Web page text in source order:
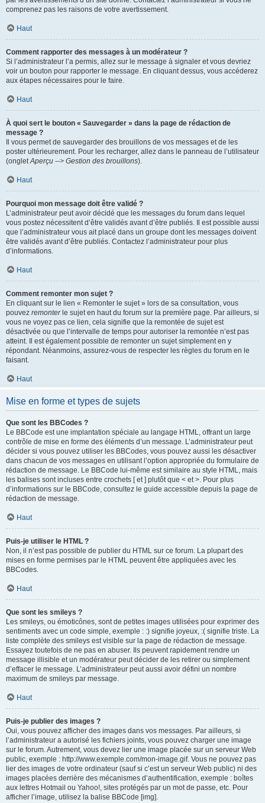
comprenez pas les raisons de votre avertissement.
Haut
Comment rapporter des messages à un modérateur ?
Si l’administrateur l’a permis, allez sur le message à signaler et vous devriez
voir un bouton pour rapporter le message. En cliquant dessus, vous accéderez
aux étapes nécessaires pour le faire.
Haut
À quoi sert le bouton « Sauvegarder » dans la page de rédaction de
message ?
Il vous permet de sauvegarder des brouillons de vos messages et de les
poster ultérieurement. Pour les recharger, allez dans le panneau de l’utilisateur
(ongletAperçu --> Gestion des brouillons).
Haut
Pourquoi mon message doit être validé ?
L’administrateur peut avoir décidé que les messages du forum dans lequel
vous postez nécessitent d’être validés avant d’être publiés. Il est possible aussi
que l’administrateur vous ait placé dans un groupe dont les messages doivent
être validés avant d’être publiés. Contactez l’administrateur pour plus
d’informations.
Haut
Comment remonter mon sujet ?
En cliquant sur le lien « Remonter le sujet » lors de sa consultation, vous
pouvez remonterle sujet en haut du forum sur la première page. Par ailleurs, si
vous ne voyez pas ce lien, cela signifie que la remontée de sujet est
désactivée ou que l’intervalle de temps pour autoriser la remontée n’est pas
atteint. Il est également possible de remonter un sujet simplement en y
répondant. Néanmoins, assurez-vous de respecter les règles du forum en le
faisant.
Haut
Mise en forme et types de sujets
Que sont les BBCodes ?
Le BBCode est une implantation spéciale au langage HTML, offrant un large
contrôle de mise en forme des éléments d’un message. L’administrateur peut
décider si vous pouvez utiliser les BBCodes, vous pouvez aussi les désactiver
dans chacun de vos messages en utilisant l’option appropriée du formulaire de
rédaction de message. Le BBCode lui-même est similaire au style HTML, mais
les balises sont incluses entre crochets [ et ] plutôt que < et >. Pour plus
d’informations sur le BBCode, consultez le guide accessible depuis la page de
rédaction de message.
Haut
Puis-je utiliser le HTML ?
Non, il n’est pas possible de publier du HTML sur ce forum. La plupart des
mises en forme permises par le HTML peuvent être appliquées avec les
BBCodes.
Haut
Que sont les smileys ?
Les smileys, ou émoticônes, sont de petites images utilisées pour exprimer des
sentiments avec un code simple, exemple : :) signifie joyeux, :( signifie triste. La
liste complète des smileys est visible sur la page de rédaction de message.
Essayez toutefois de ne pas en abuser. Ils peuvent rapidement rendre un
message illisible et un modérateur peut décider de les retirer ou simplement
d’effacer le message. L’administrateur peut aussi avoir défini un nombre
maximum de smileys par message.
Haut
Puis-je publier des images ?
Oui, vous pouvez afficher des images dans vos messages. Par ailleurs, si
l’administrateur a autorisé les fichiers joints, vous pouvez charger une image
sur le forum. Autrement, vous devez lier une image placée sur un serveur Web
public, exemple : http://www.exemple.com/mon-image.gif. Vous ne pouvez pas
lier des images de votre ordinateur (sauf si c’est un serveur Web public) ni des
images placées derrière des mécanismes d’authentification, exemple : boîtes
aux lettres Hotmail ou Yahoo!, sites protégés par un mot de passe, etc. Pour
afficher l’image, utilisez la balise BBCode [img].